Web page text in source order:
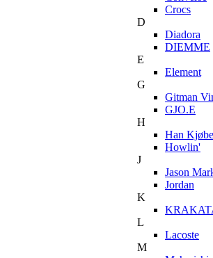
Crocs
D
Diadora
DIEMME
E
Element
G
Gitman
GJO.E
H
Han
Howlin'
J
Jason
Jordan
K
L
Lacoste
M